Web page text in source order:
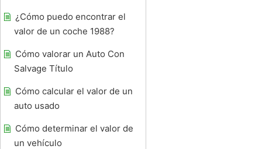
¿Cómo puedo encontrar el
valor de un coche 1988?
Cómo valorar un Auto Con
Salvage Título
Cómo calcular el valor de un
auto usado
Cómo determinar el valor de
un vehículo